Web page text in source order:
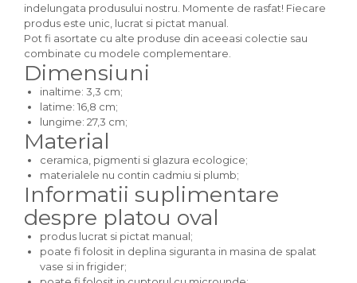
indelungata produsului nostru. Momente de rasfat! Fiecare
produs este unic, lucrat si pictat manual.
Pot fi asortate cu alte produse din aceeasi colectie sau
combinate cu modele complementare.
Dimensiuni
inaltime: 3,3 cm;
latime: 16,8 cm;
lungime: 27,3 cm;
Material
ceramica, pigmenti si glazura ecologice;
materialele nu contin cadmiu si plumb;
Informatii suplimentare
despre platou oval
produs lucrat si pictat manual;
poate fi folosit in deplina siguranta in masina de spalat
vase si in frigider;